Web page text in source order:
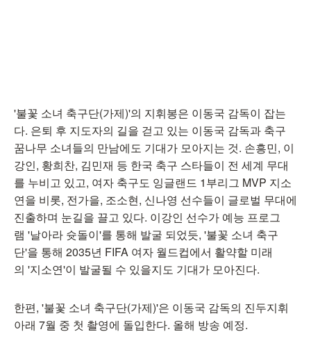
'불꽃 소녀 축구단(가제)'의 지휘봉은 이동국 감독이 잡는
다. 은퇴 후 지도자의 길을 걷고 있는 이동국 감독과 축구
꿈나무 소녀들의 만남에도 기대가 모아지는 것. 손흥민, 이
강인, 황희찬, 김민재 등 한국 축구 스타들이 전 세계 무대
를 누비고 있고, 여자 축구도 잉글랜드 1부리그 MVP 지소
연을 비롯, 전가을, 조소현, 신나영 선수들이 글로벌 무대에
진출하며 눈길을 끌고 있다. 이강인 선수가 예능 프로그
램 '날아라 슛돌이'를 통해 발굴 되었듯, '불꽃 소녀 축구
단'을 통해 2035년 FIFA 여자 월드컵에서 활약할 미래
의 '지소연'이 발굴될 수 있을지도 기대가 모아진다.
한편, '불꽃 소녀 축구단(가제)'은 이동국 감독의 진두지휘
아래 7월 중 첫 촬영에 돌입한다. 올해 방송 예정.